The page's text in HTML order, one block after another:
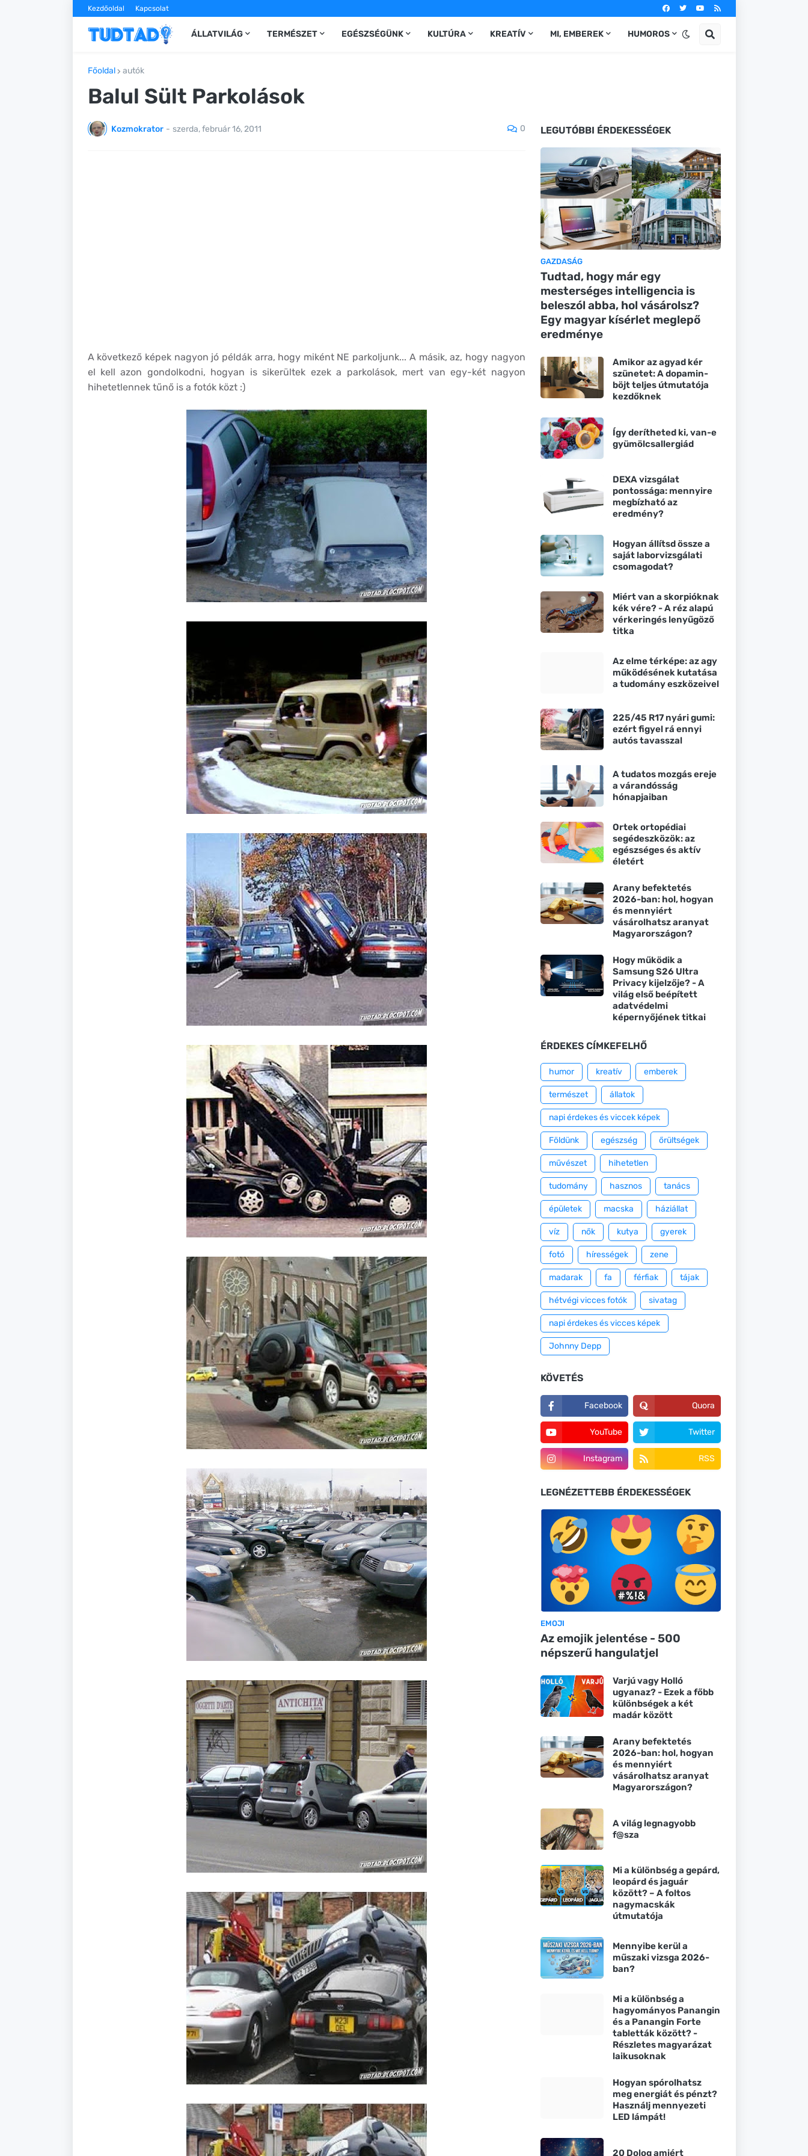
Kezdőoldal Kapcsolat
ÁLLATVILÁG TERMÉSZET EGÉSZSÉGÜNK KULTÚRA KREATÍV MI, EMBEREK HUMOROS
Főoldal autók
Balul Sült Parkolások
Kozmokrator - szerda, február 16, 2011 0
A következő képek nagyon jó példák arra, hogy miként NE parkoljunk... A másik, az, hogy nagyon
el kell azon gondolkodni, hogyan is sikerültek ezek a parkolások, mert van egy-két nagyon
hihetetlennek tűnő is a fotók közt :)
LEGUTÓBBI ÉRDEKESSÉGEK
GAZDASÁG
Tudtad, hogy már egy
mesterséges intelligencia is
beleszól abba, hol vásárolsz?
Egy magyar kísérlet meglepő
eredménye
Amikor az agyad kér
szünetet: A dopamin-
böjt teljes útmutatója
kezdőknek
Így derítheted ki, van-e
gyümölcsallergiád
DEXA vizsgálat
pontossága: mennyire
megbízható az
eredmény?
Hogyan állítsd össze a
saját laborvizsgálati
csomagodat?
Miért van a skorpióknak
kék vére? - A réz alapú
vérkeringés lenyűgöző
titka
Az elme térképe: az agy
működésének kutatása
a tudomány eszközeivel
225/45 R17 nyári gumi:
ezért figyel rá ennyi
autós tavasszal
A tudatos mozgás ereje
a várandósság
hónapjaiban
Ortek ortopédiai
segédeszközök: az
egészséges és aktív
életért
Arany befektetés
2026-ban: hol, hogyan
és mennyiért
vásárolhatsz aranyat
Magyarországon?
Hogy működik a
Samsung S26 Ultra
Privacy kijelzője? - A
világ első beépített
adatvédelmi
képernyőjének titkai
ÉRDEKES CÍMKEFELHŐ
humor kreatív emberek
természet állatok
napi érdekes és viccek képek
Földünk egészség őrültségek
művészet hihetetlen
tudomány hasznos tanács
épületek macska háziállat
víz nők kutya gyerek
fotó hírességek zene
madarak fa férfiak tájak
hétvégi vicces fotók sivatag
napi érdekes és vicces képek
Johnny Depp
KÖVETÉS
Facebook Quora
YouTube Twitter
Instagram RSS
LEGNÉZETTEBB ÉRDEKESSÉGEK
EMOJI
Az emojik jelentése - 500
népszerű hangulatjel
Varjú vagy Holló
ugyanaz? - Ezek a főbb
különbségek a két
madár között
Arany befektetés
2026-ban: hol, hogyan
és mennyiért
vásárolhatsz aranyat
Magyarországon?
A világ legnagyobb
f@sza
Mi a különbség a gepárd,
leopárd és jaguár
között? – A foltos
nagymacskák
útmutatója
Mennyibe kerül a
műszaki vizsga 2026-
ban?
Mi a különbség a
hagyományos Panangin
és a Panangin Forte
tabletták között? -
Részletes magyarázat
laikusoknak
Hogyan spórolhatsz
meg energiát és pénzt?
Használj mennyezeti
LED lámpát!
20 Dolog amiért